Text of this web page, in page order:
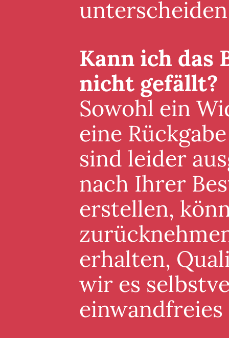
Kann ich das
nicht gefällt?
Sowohl ein
eine
sind leider
nach Ihrer
erstellen,
erhalten,
wir es